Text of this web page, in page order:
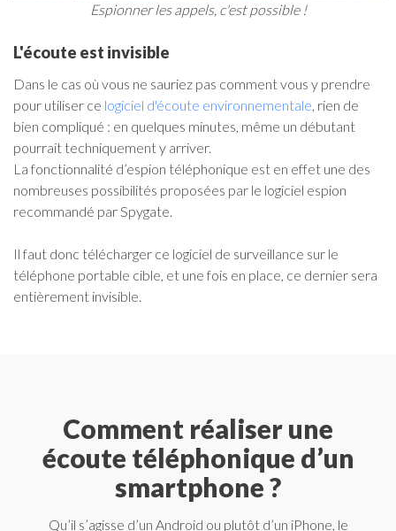
Espionner les appels, c'est possible !
L'écoute est invisible
Dans le cas où vous ne sauriez pas comment vous y prendre
pour utiliser ce logiciel d'écoute environnementale, rien de
bien compliqué : en quelques minutes, même un débutant
pourrait techniquement y arriver.
La fonctionnalité d’espion téléphonique est en effet une des
nombreuses possibilités proposées par le logiciel espion
recommandé par Spygate.
Il faut donc télécharger ce logiciel de surveillance sur le
téléphone portable cible, et une fois en place, ce dernier sera
entièrement invisible.
Comment réaliser une
écoute téléphonique d’un
smartphone ?
Qu’il s’agisse d’un Android ou plutôt d’un iPhone, le